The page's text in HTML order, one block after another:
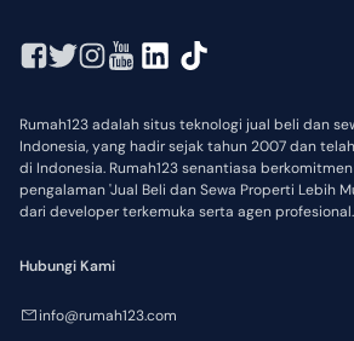
Rumah123 adalah situs teknologi jual beli dan
Indonesia, yang hadir sejak tahun 2007 dan
di Indonesia. Rumah123 senantiasa
pengalaman 'Jual Beli dan Sewa Properti Lebih
dari developer terkemuka serta agen profesional.
Hubungi Kami
info@rumah123.com